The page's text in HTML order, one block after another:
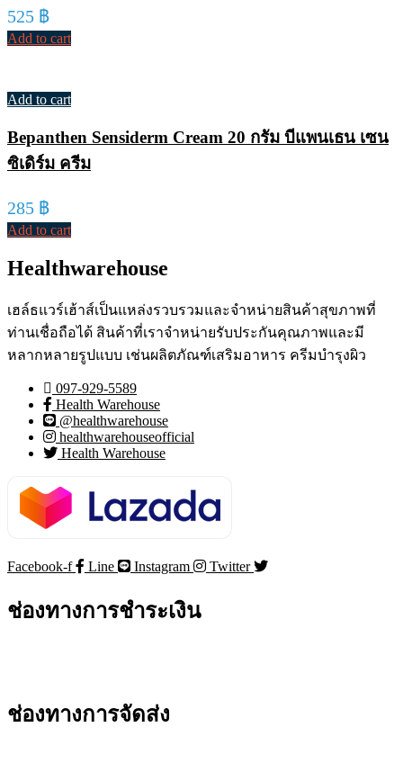
525 ฿
Add to cart
Add to cart
Bepanthen Sensiderm Cream 20 กรัม บีแพนเธน เซน
ซิเดิร์ม ครีม
285 ฿
Add to cart
Healthwarehouse
เฮล์ธแวร์เฮ้าส์เป็นแหล่งรวบรวมและจำหน่ายสินค้าสุขภาพที่
ท่านเชื่อถือได้ สินค้าที่เราจำหน่ายรับประกันคุณภาพและมี
หลากหลายรูปแบบ เช่นผลิตภัณฑ์เสริมอาหาร ครีมบำรุงผิว
097-929-5589
Health Warehouse
@healthwarehouse
healthwarehouseofficial
Health Warehouse
Facebook-f Line Instagram Twitter
ช่องทางการชำระเงิน
ช่องทางการจัดส่ง